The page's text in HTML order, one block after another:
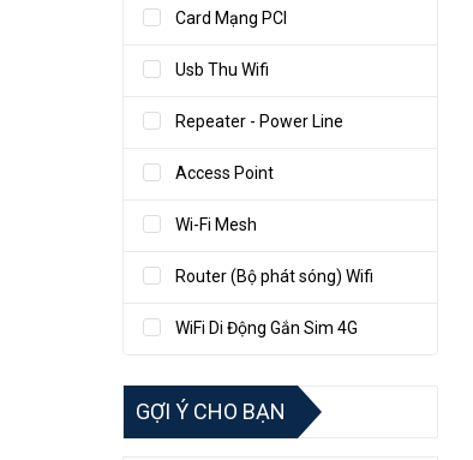
Grandstream
TP-Link
Card Mạng PCI
Usb Thu Wifi
Repeater - Power Line
Access Point
Wi-Fi Mesh
Router (Bộ phát sóng) Wifi
WiFi Di Động Gắn Sim 4G
GỢI Ý CHO BẠN